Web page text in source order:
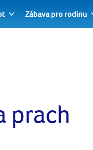
Zábava pro rodinu
prach